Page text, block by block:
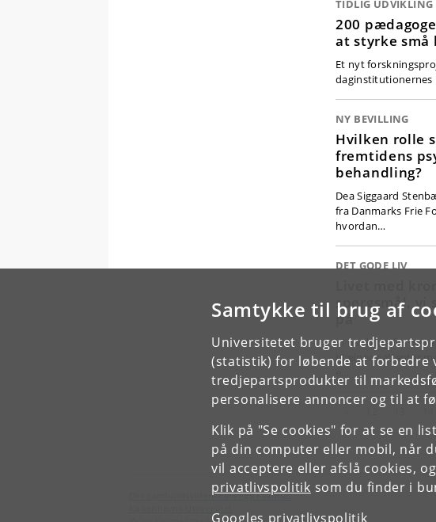
Samtykke til brug af
Universitetet bruger
(statistik) for løbende at forbedre
tredjepartsprodukter til
personalisere annoncer og til at
Klik på "Se cookies" for at se en
på din computer eller mobil, når
vil acceptere eller afslå cookies,
privatlivspolitik som du finder i
Googles privatlivspolitik
TIDLIG UDVIKLING
200
at styrke små
Et nyt
daginstitutionernes
NY BEVILLING
Hvilken rolle
fremtidens
behandling?
Dea Siggaard
fra Danmarks Frie
hvordan…
DET GODE LIV
spørgsmål, vi
på
Vi har brug for
hjælper patienter
Det Samfundsvidenskabelige Fakultet